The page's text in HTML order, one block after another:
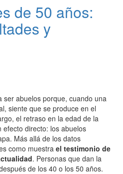
de 50 años:
y
ser abuelos porque, cuando una
siente que se produce en el
el retraso en la edad de la
directo: los abuelos
Más allá de los datos
como muestra el testimonio de
. Personas que dan la
de los 40 o los 50 años.